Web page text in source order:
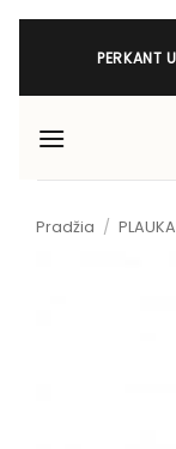
Skip
PERKANT
Pradžia /